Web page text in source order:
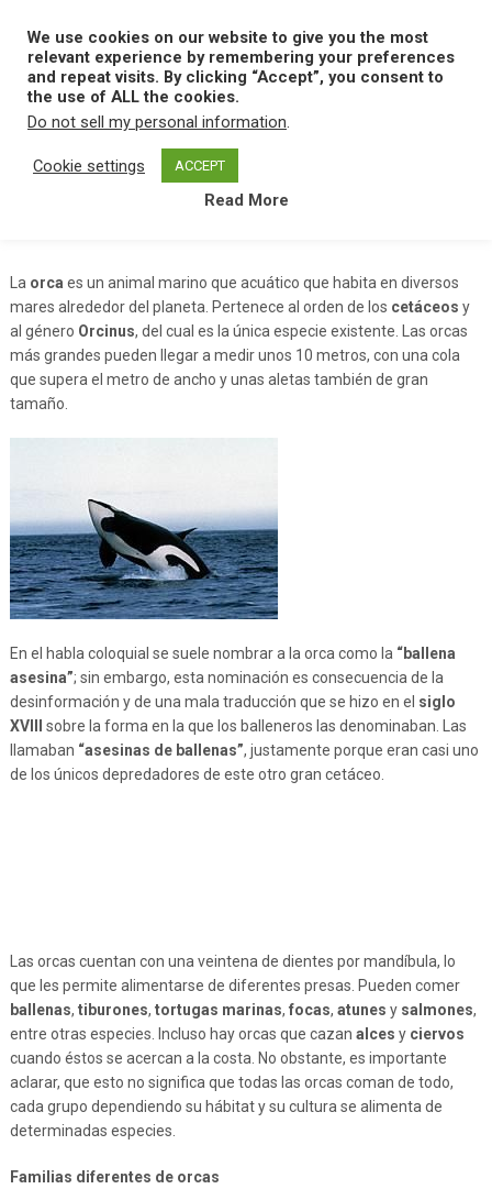
content
MENU
Home O Orca
La orca es un animal marino que acuático que habita en diversos
mares alrededor del planeta. Pertenece al orden de los cetáceos y
al género Orcinus, del cual es la única especie existente. Las orcas
más grandes pueden llegar a medir unos 10 metros, con una cola
que supera el metro de ancho y unas aletas también de gran
tamaño.
En el habla coloquial se suele nombrar a la orca como la “ballena
asesina”; sin embargo, esta nominación es consecuencia de la
desinformación y de una mala traducción que se hizo en el siglo
XVIII
sobre la forma en la que los balleneros las denominaban. Las
llamaban “asesinas de ballenas”, justamente porque eran casi uno
de los únicos depredadores de este otro gran cetáceo.
Las orcas cuentan con una veintena de dientes por mandíbula, lo
que les permite alimentarse de diferentes presas. Pueden comer
ballenas, tiburones, tortugas marinas, focas, atunes y salmones,
entre otras especies. Incluso hay orcas que cazan alces y ciervos
cuando éstos se acercan a la costa. No obstante, es importante
aclarar, que esto no significa que todas las orcas coman de todo,
cada grupo dependiendo su hábitat y su cultura se alimenta de
determinadas especies.
Familias diferentes de orcas
We use cookies on our website to give you the most
relevant experience by remembering your preferences
and repeat visits. By clicking “Accept”, you consent to
the use of ALL the cookies.
Do not sell my personal information.
Cookie settings ACCEPT
Read More